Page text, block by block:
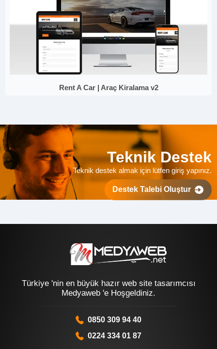
Rent A Car | Araç Kiralama v2
Teknik Destek
Teknik destek almak için lütfen giriş yapınız.
Destek Talebi Oluştur
Türkiye 'nin en büyük hazır web site tasarımcısı
Medyaweb 'e Hoşgeldiniz.
0850 309 94 40
0224 334 01 87